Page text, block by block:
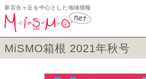
新百合ヶ丘を中心とした地域情報
MiSMO箱根 2021年秋号